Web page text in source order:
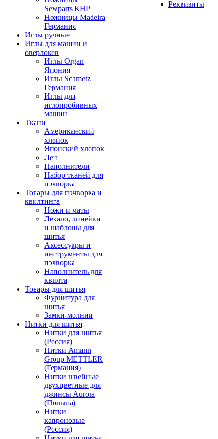
Sewparts КНР
Ножницы Madeira
Германия
Иглы ручные
Иглы для машин и
оверлоков
Иглы Organ
Япония
Иглы Schmetz
Германия
Иглы для
иглопробивных
машин
Ткани
Американский
хлопок
Японский хлопок
Лен
Наполнители
Набор тканей для
пэчворка
Товары для пэчворка и
квилтинга
Ножи и маты
Лекало, линейки
и шаблоны для
шитья
Аксессуары и
инструменты для
пэчворка
Наполнитель для
квилта
Товары для шитья
Фурнитура для
шитья
Замки-молнии
Нитки для шитья
Нитки для шитья
(Россия)
Нитки Amann
Group METTLER
(Германия)
Нитки швейные
двухцветные для
джинсы Aurora
(Польша)
Нитки
капроновые
(Россия)
Реквизиты